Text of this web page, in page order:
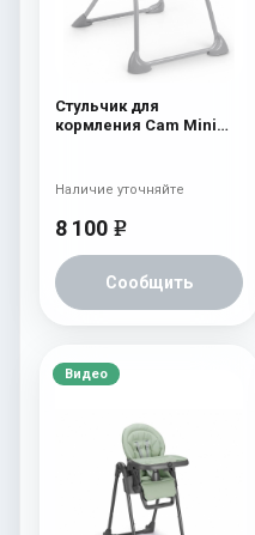
Стульчик для
кормления Cam Mini
8 100 e
Сообщить
Наличие уточняйте
Видео